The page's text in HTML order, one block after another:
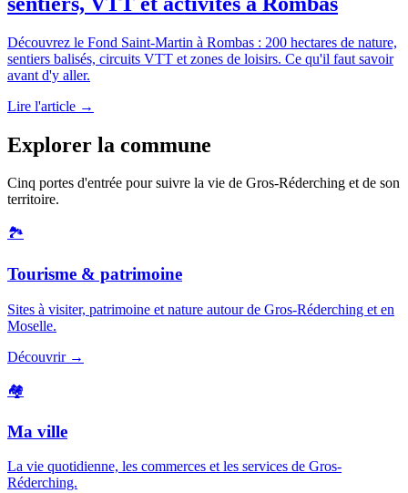
Découvrez le Fond Saint-Martin à Rombas : 200 hectares de nature,
sentiers balisés, circuits VTT et zones de loisirs. Ce qu'il faut savoir
avant d'y aller.
Lire l'article →
Explorer la commune
Cinq portes d'entrée pour suivre la vie de Gros-Réderching et de son
territoire.
🏞️
Tourisme & patrimoine
Sites à visiter, patrimoine et nature autour de Gros-Réderching et en
Moselle.
Découvrir →
🏘️
Ma ville
La vie quotidienne, les commerces et les services de Gros-
Réderching.